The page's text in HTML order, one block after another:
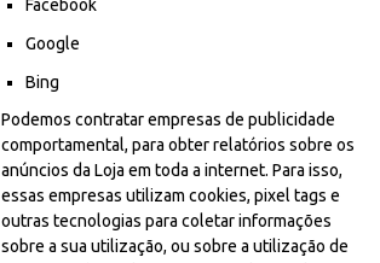
Facebook
Google
Bing
Podemos contratar empresas de publicidade
comportamental, para obter relatórios sobre os
anúncios da Loja em toda a internet. Para isso,
essas empresas utilizam cookies, pixel tags e
outras tecnologias para coletar informações
sobre a sua utilização, ou sobre a utilização de